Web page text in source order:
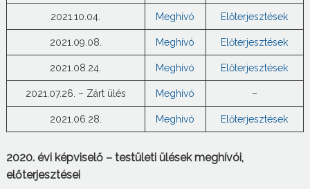
2021.10.04. Meghívó Előterjesztések
2021.09.08. Meghívó Előterjesztések
2021.08.24. Meghívó Előterjesztések
2021.07.26. – Zárt ülés Meghívó –
2021.06.28. Meghívó Előterjesztések
2020. évi képviselő – testületi ülések meghívói,
előterjesztései